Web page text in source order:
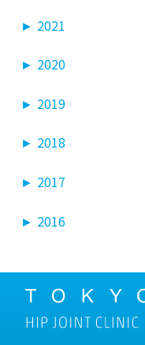
► 2021
► 2020
► 2019
► 2018
► 2017
► 2016